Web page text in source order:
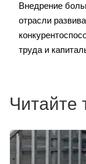
Внедрение
отрасли
труда и
Читайте